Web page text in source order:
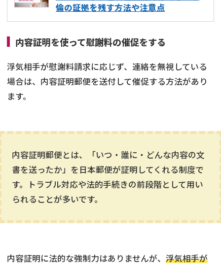
倫の証拠を残す方法や注意点
内容証明を使って慰謝料の催促をする
浮気相手が慰謝料請求に応じず、連絡を無視している
場合は、内容証明郵便を送付して催促する方法があり
ます。
内容証明郵便とは、「いつ・誰に・どんな内容の文
書を送ったか」を日本郵便が証明してくれる制度で
す。トラブル対応や法的手続きの前段階として用い
られることが多いです。
内容証明に法的な強制力はありませんが、 浮気相手が